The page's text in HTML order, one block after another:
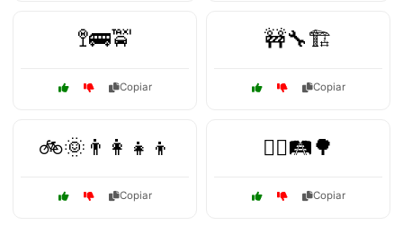
🚏🚌🚖
Copiar
🚧🔧🏗️
Copiar
🚲🌞👨‍👩‍👧‍👦
Copiar
🚶‍♀️🛤️🌳
Copiar